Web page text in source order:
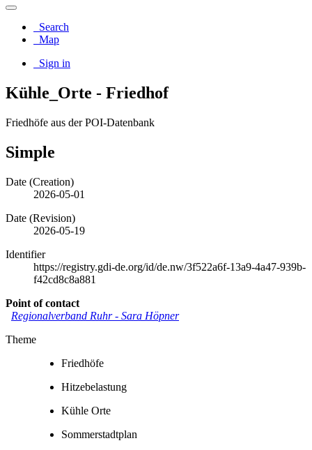
Search
Map
Sign in
Kühle_Orte - Friedhof
Friedhöfe aus der POI-Datenbank
Simple
Date (Creation)
2026-05-01
Date (Revision)
2026-05-19
Identifier
https://registry.gdi-de.org/id/de.nw/3f522a6f-13a9-4a47-939b-
f42cd8c8a881
Point of contact
Regionalverband Ruhr- Sara Höpner
Theme
Friedhöfe
Hitzebelastung
Kühle Orte
Sommerstadtplan